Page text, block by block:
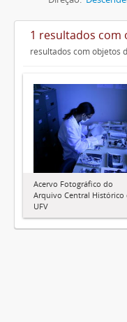
1 resultados com
resultados com objetos
Acervo Fotográfico do
Arquivo Central Histórico
UFV